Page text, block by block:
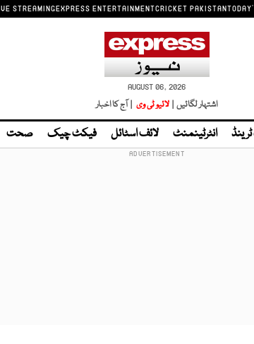
STREAMINGEXPRESS ENTERTAINMENTCRICKET PAKISTAN
AUGUST 06, 2026
اشتہار لگائیں | لائیو ٹی وی | آج کا اخبار
انٹرٹینمنٹ لائف اسٹائل فیکٹ چیک صحت